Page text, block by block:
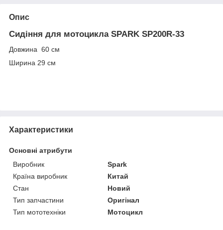
Опис
Сидіння для мотоцикла SPARK SP200R-33
Довжина 60 см
Ширина 29 см
Характеристики
Основні атрибути
Виробник
Spark
Країна виробник
Китай
Стан
Новий
Тип запчастини
Оригінал
Тип мототехніки
Мотоцикл